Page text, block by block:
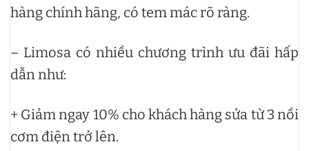
hàng chính hãng, có tem mác rõ ràng.
– Limosa có nhiều chương trình ưu đãi hấp
dẫn như:
+ Giảm ngay 10% cho khách hàng sửa từ 3 nồi
cơm điện trở lên.